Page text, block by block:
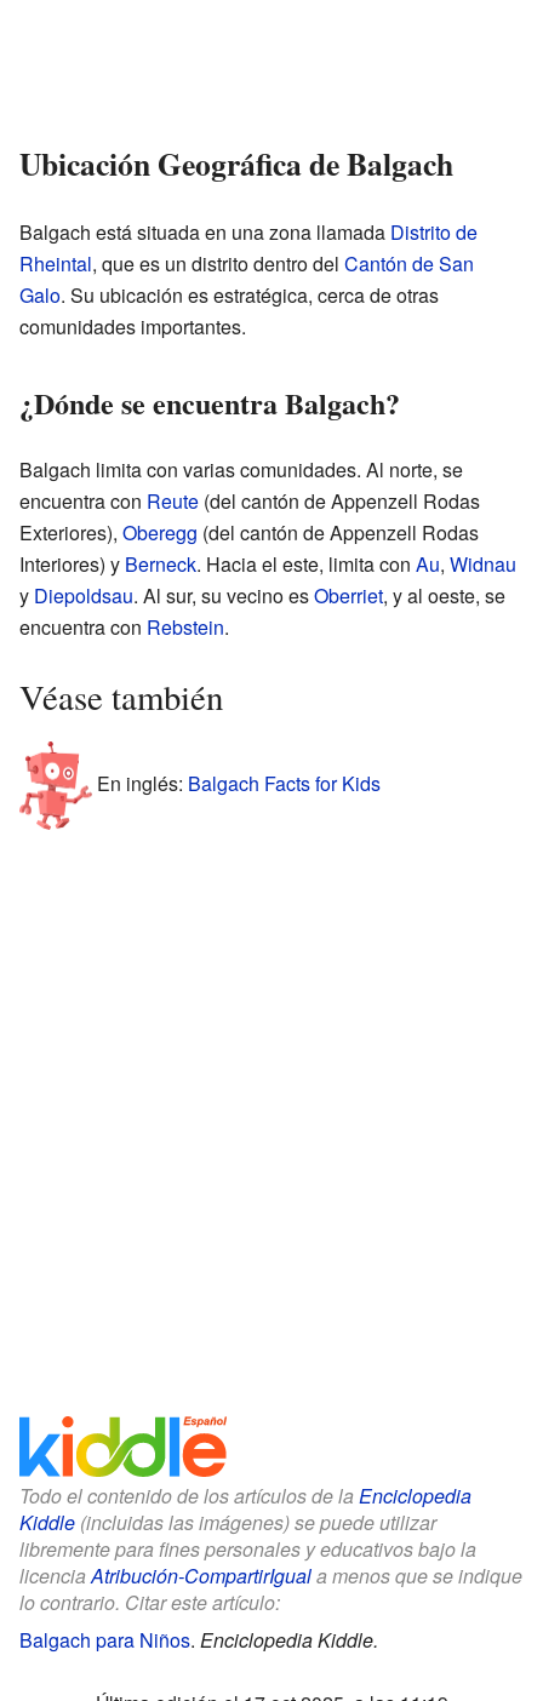
Ubicación Geográfica de Balgach
Balgach está situada en una zona llamada Distrito de
Rheintal, que es un distrito dentro del Cantón de San
Galo. Su ubicación es estratégica, cerca de otras
comunidades importantes.
¿Dónde se encuentra Balgach?
Balgach limita con varias comunidades. Al norte, se
encuentra con Reute (del cantón de Appenzell Rodas
Exteriores), Oberegg (del cantón de Appenzell Rodas
Interiores) y Berneck. Hacia el este, limita con Au, Widnau
y Diepoldsau. Al sur, su vecino esOberriet, y al oeste, se
encuentra con Rebstein.
Véase también
En inglés: Balgach Facts for Kids
Todo el contenido de los artículos de la Enciclopedia
Kiddle (incluidas las imágenes) se puede utilizar
libremente para fines personales y educativos bajo la
licenciaAtribución-CompartirIguala menos que se indique
lo contrario. Citar este artículo:
Balgach para Niños. Enciclopedia Kiddle.